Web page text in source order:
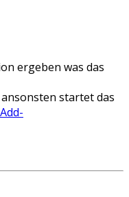
ergeben was das
startet das